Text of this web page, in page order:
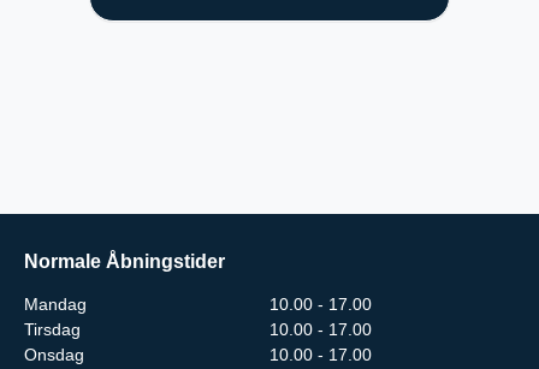
Normale Åbningstider
Mandag
10.00 - 17.00
Tirsdag
10.00 - 17.00
Onsdag
10.00 - 17.00